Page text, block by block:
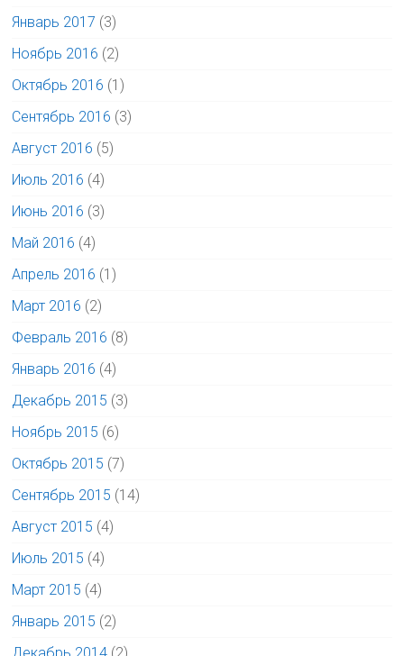
Январь 2017 (3)
Ноябрь 2016 (2)
Октябрь 2016 (1)
Сентябрь 2016 (3)
Август 2016 (5)
Июль 2016 (4)
Июнь 2016 (3)
Май 2016 (4)
Апрель 2016 (1)
Март 2016 (2)
Февраль 2016 (8)
Январь 2016 (4)
Декабрь 2015 (3)
Ноябрь 2015 (6)
Октябрь 2015 (7)
Сентябрь 2015 (14)
Август 2015 (4)
Июль 2015 (4)
Март 2015 (4)
Январь 2015 (2)